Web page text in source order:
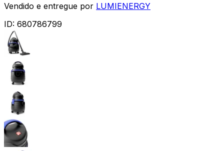
Vendido e entregue por LUMIENERGY
ID: 680786799